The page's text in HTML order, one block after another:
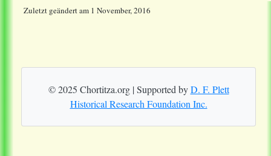
Zuletzt geändertam 1 November, 2016
© 2025 Chortitza.org | Supported byD. F. Plett
Historical Research Foundation Inc.